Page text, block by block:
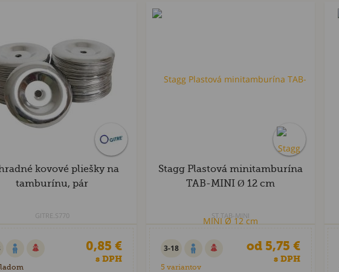
kovové pliešky na
tamburínu, pár
GITRE.S770
0,85 €
s DPH
Stagg Plastová minitamburína
TAB-MINI Ø 12 cm
ST.TAB-MINI
3-18
5 variantov
od 5,75 €
s DPH